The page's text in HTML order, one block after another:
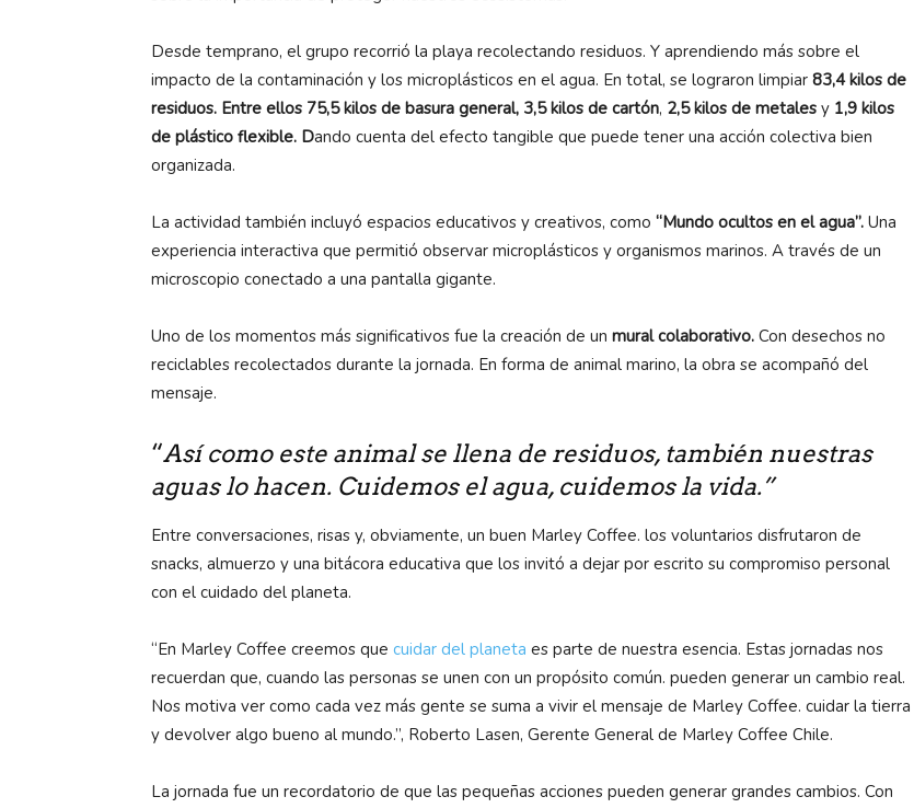
Desde temprano, el grupo recorrió la playa recolectando residuos. Y aprendiendo más sobre el
impacto de la contaminación y los microplásticos en el agua. En total, se lograron limpiar 83,4 kilos de
residuos. Entre ellos 75,5 kilos de basura general, 3,5 kilos de cartón, 2,5 kilos de metales y 1,9 kilos
de plástico flexible. Dando cuenta del efecto tangible que puede tener una acción colectiva bien
organizada.
La actividad también incluyó espacios educativos y creativos, como “Mundo ocultos en el agua”. Una
experiencia interactiva que permitió observar microplásticos y organismos marinos. A través de un
microscopio conectado a una pantalla gigante.
Uno de los momentos más significativos fue la creación de un mural colaborativo. Con desechos no
reciclables recolectados durante la jornada. En forma de animal marino, la obra se acompañó del
mensaje.
“Así como este animal se llena de residuos, también nuestras
aguas lo hacen. Cuidemos el agua, cuidemos la vida.”
Entre conversaciones, risas y, obviamente, un buen Marley Coffee. los voluntarios disfrutaron de
snacks, almuerzo y una bitácora educativa que los invitó a dejar por escrito su compromiso personal
con el cuidado del planeta.
“En Marley Coffee creemos que cuidar del planeta es parte de nuestra esencia. Estas jornadas nos
recuerdan que, cuando las personas se unen con un propósito común. pueden generar un cambio real.
Nos motiva ver como cada vez más gente se suma a vivir el mensaje de Marley Coffee. cuidar la tierra
y devolver algo bueno al mundo.”, Roberto Lasen, Gerente General de Marley Coffee Chile.
La jornada fue un recordatorio de que las pequeñas acciones pueden generar grandes cambios. Con